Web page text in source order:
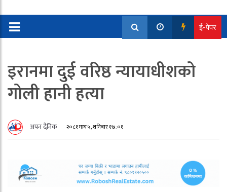
ई-पेपर
इरानमा दुई वरिष्ठ न्यायाधीशको
गोली हानी हत्या
अपन दैनिक २०८१ माघ ५, शनिबार १७:०१